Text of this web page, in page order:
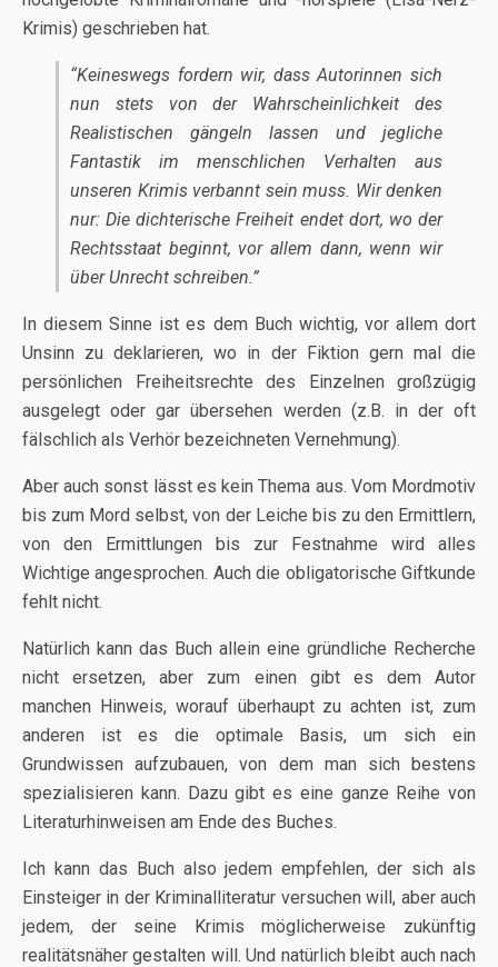
Krimis) geschrieben hat.
“Keineswegs fordern wir, dass Autorinnen sich
nun stets von der Wahrscheinlichkeit des
Realistischen gängeln lassen und jegliche
Fantastik im menschlichen Verhalten aus
unseren Krimis verbannt sein muss. Wir denken
nur: Die dichterische Freiheit endet dort, wo der
Rechtsstaat beginnt, vor allem dann, wenn wir
über Unrecht schreiben.”
In diesem Sinne ist es dem Buch wichtig, vor allem dort
Unsinn zu deklarieren, wo in der Fiktion gern mal die
persönlichen Freiheitsrechte des Einzelnen großzügig
ausgelegt oder gar übersehen werden (z.B. in der oft
fälschlich als Verhör bezeichneten Vernehmung).
Aber auch sonst lässt es kein Thema aus. Vom Mordmotiv
bis zum Mord selbst, von der Leiche bis zu den Ermittlern,
von den Ermittlungen bis zur Festnahme wird alles
Wichtige angesprochen. Auch die obligatorische Giftkunde
fehlt nicht.
Natürlich kann das Buch allein eine gründliche Recherche
nicht ersetzen, aber zum einen gibt es dem Autor
manchen Hinweis, worauf überhaupt zu achten ist, zum
anderen ist es die optimale Basis, um sich ein
Grundwissen aufzubauen, von dem man sich bestens
spezialisieren kann. Dazu gibt es eine ganze Reihe von
Literaturhinweisen am Ende des Buches.
Ich kann das Buch also jedem empfehlen, der sich als
Einsteiger in der Kriminalliteratur versuchen will, aber auch
jedem, der seine Krimis möglicherweise zukünftig
realitätsnäher gestalten will. Und natürlich bleibt auch nach